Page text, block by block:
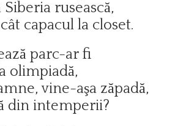
rusească,
capacul la closet.
parc-ar fi
olimpiadă,
vine-aşa zăpadă,
din intemperii?